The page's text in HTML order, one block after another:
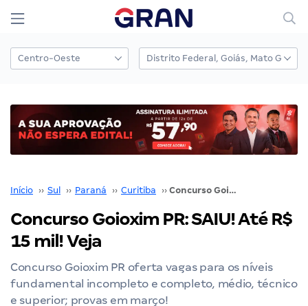
Início ›› Sul ›› Paraná ›› Curitiba ›› Concurso Goioxim PR: SAIU! Até R$ 15 mil! Veja
Concurso Goioxim PR: SAIU! Até R$
15 mil! Veja
Concurso Goioxim PR oferta vagas para os níveis
fundamental incompleto e completo, médio, técnico
e superior; provas em março!